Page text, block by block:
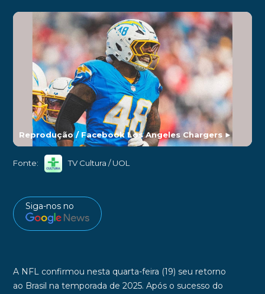
Reprodução / Facebook Los Angeles Chargers►
Fonte: TV Cultura / UOL
Siga-nos no
A NFLconfirmou nesta quarta-feira (19) seu retorno
ao Brasil na temporada de 2025. Após o sucesso do